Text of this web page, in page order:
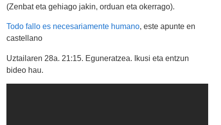
(Zenbat eta gehiago jakin, orduan eta okerrago).
Todo fallo es necesariamente humano, este apunte en
castellano
Uztailaren 28a. 21:15. Eguneratzea. Ikusi eta entzun
bideo hau.